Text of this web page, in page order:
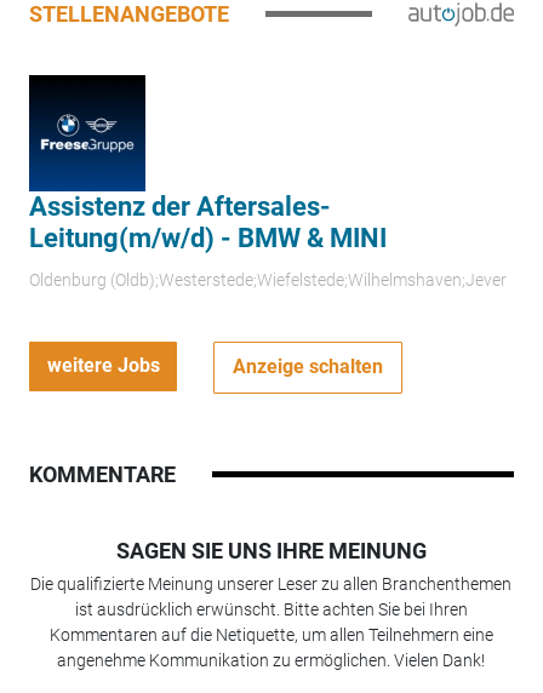
STELLENANGEBOTE
Assistenz der Aftersales-
Leitung(m/w/d) - BMW & MINI
Oldenburg (Oldb);Westerstede;Wiefelstede;Wilhelmshaven;Jever
weitere Jobs Anzeige schalten
KOMMENTARE
SAGEN SIE UNS IHRE MEINUNG
Die qualifizierte Meinung unserer Leser zu allen Branchenthemen
ist ausdrücklich erwünscht. Bitte achten Sie bei Ihren
Kommentaren auf die Netiquette, um allen Teilnehmern eine
angenehme Kommunikation zu ermöglichen. Vielen Dank!